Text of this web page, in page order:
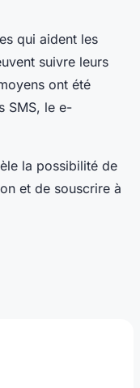
qui aident les
suivre leurs
ont été
SMS, le e-
la possibilité de
et de souscrire à